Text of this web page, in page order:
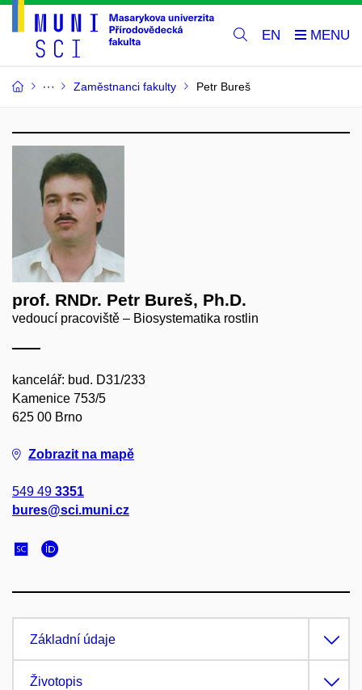
EN
Zaměstnanci fakulty Petr Bureš
prof. RNDr. Petr Bureš, Ph.D.
vedoucí pracoviště – Biosystematika rostlin
kancelář: bud. D31/233
Kamenice 753/5
625 00 Brno
Zobrazit na mapě
549 49 3351
bures@sci.muni.cz
Základní údaje
Životopis